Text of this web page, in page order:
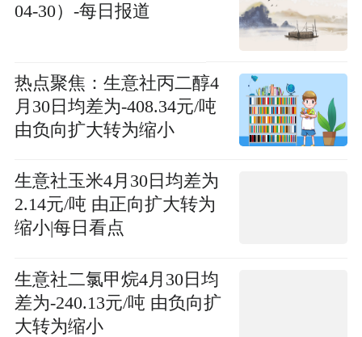
04-30）-每日报道
热点聚焦：生意社丙二醇4
月30日均差为-408.34元/吨
由负向扩大转为缩小
生意社玉米4月30日均差为
2.14元/吨 由正向扩大转为
缩小|每日看点
生意社二氯甲烷4月30日均
差为-240.13元/吨 由负向扩
大转为缩小